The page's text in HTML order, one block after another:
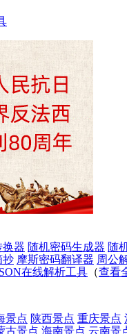
换器 随机密码生成器 随
抄 摩斯密码翻译器 周公
在线解析工具 （查看
景点 陕西景点 重庆景点
古景点 海南景点 云南景